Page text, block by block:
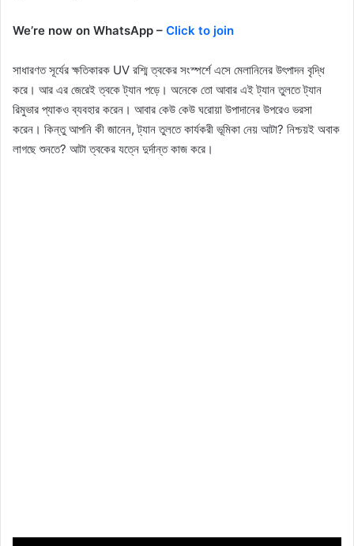
We’re now on WhatsApp – Click to join
সাধারণত সূর্যের ক্ষতিকারক UV রশ্মি ত্বকের সংস্পর্শে এসে মেলানিনের উৎপাদন বৃদ্ধি
করে। আর এর জেরেই ত্বকে ট্যান পড়ে। অনেকে তো আবার এই ট্যান তুলতে ট্যান
রিমুভার প্যাকও ব্যবহার করেন। আবার কেউ কেউ ঘরোয়া উপাদানের উপরেও ভরসা
করেন। কিন্তু আপনি কী জানেন, ট্যান তুলতে কার্যকরী ভূমিকা নেয় আটা? নিশ্চয়ই অবাক
লাগছে শুনতে? আটা ত্বকের যত্নে দুর্দান্ত কাজ করে।